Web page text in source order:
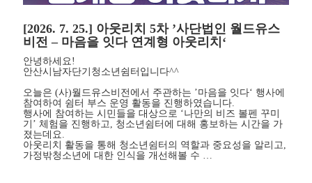
[2026. 7. 25.] 아웃리치 5차 ’사단법인 월드유스
비전 – 마음을 잇다 연계형 아웃리치‘
안녕하세요!
안산시남자단기청소년쉼터입니다^^
오늘은 (사)월드유스비전에서 주관하는 ’마음을 잇다‘ 행사에
참여하여 쉼터 부스 운영 활동을 진행하였습니다.
행사에 참여하는 시민들을 대상으로 ‘나만의 비즈 볼펜 꾸미
기’ 체험을 진행하고, 청소년쉼터에 대해 홍보하는 시간을 가
졌는데요.
아웃리치 활동을 통해 청소년쉼터의 역할과 중요성을 알리고,
가정밖청소년에 대한 인식을 개선해볼 수 …